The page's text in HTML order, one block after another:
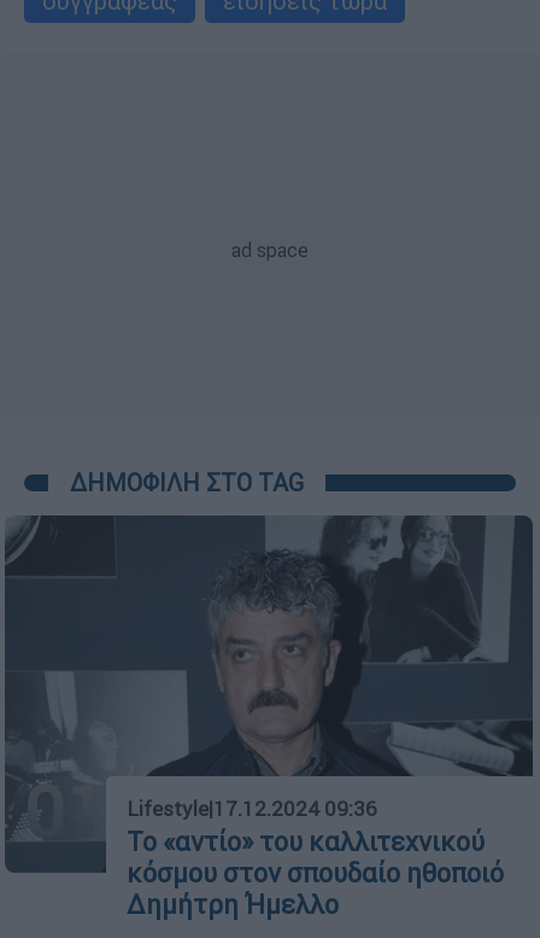
ΔΗΜΟΦΙΛΗ ΣΤΟ TAG
01 Lifestyle|17.12.2024 09:36
Το «αντίο» του καλλιτεχνικού
κόσμου στον σπουδαίο ηθοποιό
Δημήτρη Ήμελλο